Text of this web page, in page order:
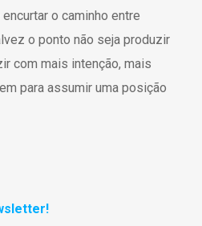
o caminho entre
o ponto não seja produzir
com mais intenção, mais
para assumir uma posição